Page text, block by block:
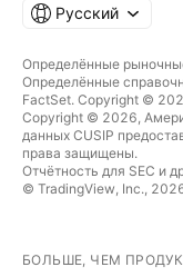
Русский
Определённые
Определённые
FactSet. Copyright ©
Copyright © 2026,
данных CUSIP
права защищены.
Отчётность для SEC и
© TradingView, Inc.,
БОЛЬШЕ, ЧЕМ